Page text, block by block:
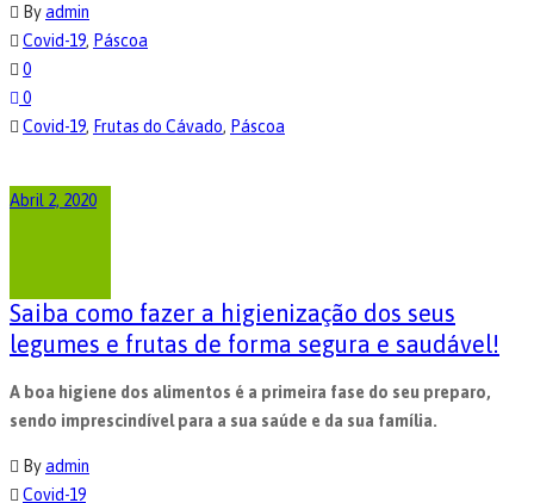
Byadmin
Covid-19, Páscoa
0
0
Covid-19, Frutas do Cávado, Páscoa
Abril 2, 2020
Saiba como fazer a higienização dos seus
legumes e frutas de forma segura e saudável!
A boa higiene dos alimentos é a primeira fase do seu preparo,
sendo imprescindível para a sua saúde e da sua família.
Byadmin
Covid-19